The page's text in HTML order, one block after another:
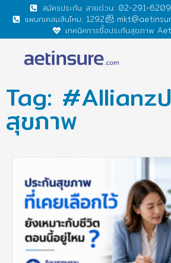
สมัครประกัน สายด่วน: 02-291-
แผนกเคลมสินไหม: 1292
เทคนิคการซื้อประกันสุขภาพ
Tag: #Allianz
สุขภาพ